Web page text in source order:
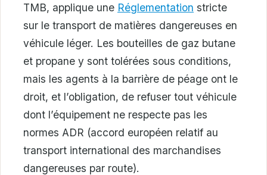
TMB, applique une Réglementation stricte
sur le transport de matières dangereuses en
véhicule léger. Les bouteilles de gaz butane
et propane y sont tolérées sous conditions,
mais les agents à la barrière de péage ont le
droit, et l’obligation, de refuser tout véhicule
dont l’équipement ne respecte pas les
normes ADR (accord européen relatif au
transport international des marchandises
dangereuses par route).